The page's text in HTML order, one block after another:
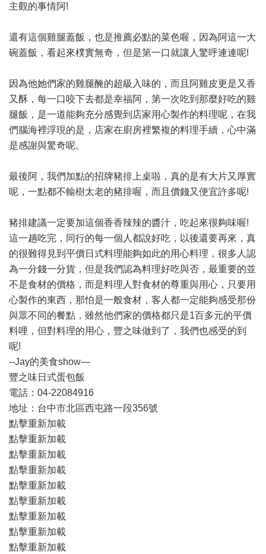
主觀的事情阿!
還有這個雞腿蓋飯，也是推薦必點的菜色喔，因為阿這一大
碗蓋飯，看起來樸實無奇，但是第一口就讓人驚呼連連呢!
因為他她們家的雞腿醃的超級入味的，而且阿雞皮更是又香
又酥，每一口咬下去都是幸福阿，第一次吃到那麼好吃的雞
腿飯，是一道能夠充分感覺到店家用心製作的料理呢，在我
們腦海裡浮現的是，店家在廚房裡繁複的料理手續，心中滿
是感謝與驚奇呢。
最後阿，我們加點的招牌豬排上桌啦，真的是有大片又厚實
呢，一點都不輸樹太老的豬排喔，而且價錢又便宜許多呢!
豬排建議一定要加這個香香辣辣的醬汁，吃起來很夠味喔!
這一趟吃完，同行的每一個人都說好吃，以後還要再來，真
的很難得見到平價日式料理能夠如此的用心料理，很多人認
為一分錢一分貨，但是我們認為料理好吃與否，最重要的並
不是食材的價格，而是料理人對食材的尊重與用心，只要用
心製作的東西，那怕是一般食材，客人都一定能夠感受那份
與眾不同的餐點，雖然他們家的價格都只是1百多元的平價
料哩，但對料理的用心，豐之味做到了，我們也感受的到
呢!
--Jay的美食show—
豐之味日式蛋包飯
電話：04-22084916
地址：台中市北區西屯路一段356號
點擊重新加載
點擊重新加載
點擊重新加載
點擊重新加載
點擊重新加載
點擊重新加載
點擊重新加載
點擊重新加載
點擊重新加載